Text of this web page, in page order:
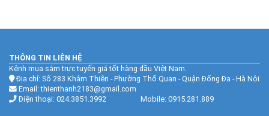
THÔNG TIN LIÊN HỆ
Kênh mua sắm trực tuyến giá tốt hàng đầu Việt Nam.
Địa chỉ: Số 283 Khâm Thiên - Phường Thổ Quan - Quận Đống Đa - Hà Nội
Email: thienthanh2183@gmail.com
Điện thoại: 024.3851.3992 Mobile: 0915.281.889